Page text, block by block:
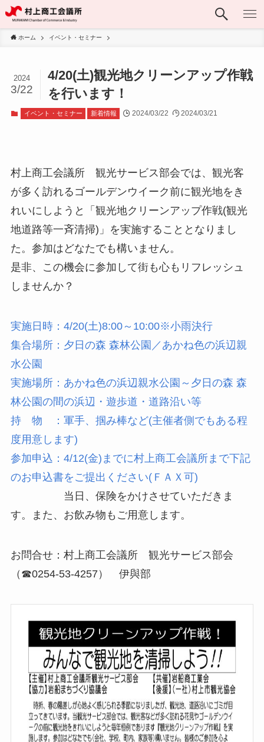
ホーム イベント・セミナー
4/20(土)観光地クリーンアップ作戦
を行います！
2024
3/22
イベント・セミナー 新着情報 2024/03/22 2024/03/21
村上商工会議所 観光サービス部会では、観光客
が多く訪れるゴールデンウイーク前に観光地をき
れいにしようと「観光地クリーンアップ作戦(観光
地道路等一斉清掃)」を実施することとなりまし
た。参加はどなたでも構いません。
是非、この機会に参加して街も心もリフレッシュ
しませんか？
実施日時：4/20(土)8:00～10:00※小雨決行
集合場所：夕日の森 森林公園／あかね色の浜辺親
水公園
実施場所：あかね色の浜辺親水公園～夕日の森 森
林公園の間の浜辺・遊歩道・道路沿い等
持 物 ：軍手、掴み棒など(主催者側でもある程
度用意します)
参加申込：4/12(金)までに村上商工会議所まで下記
のお申込書をご提出ください(ＦＡＸ可)
当日、保険をかけさせていただきま
す。また、お飲み物もご用意します。
お問合せ：村上商工会議所 観光サービス部会
（☎0254-53-4257） 伊與部